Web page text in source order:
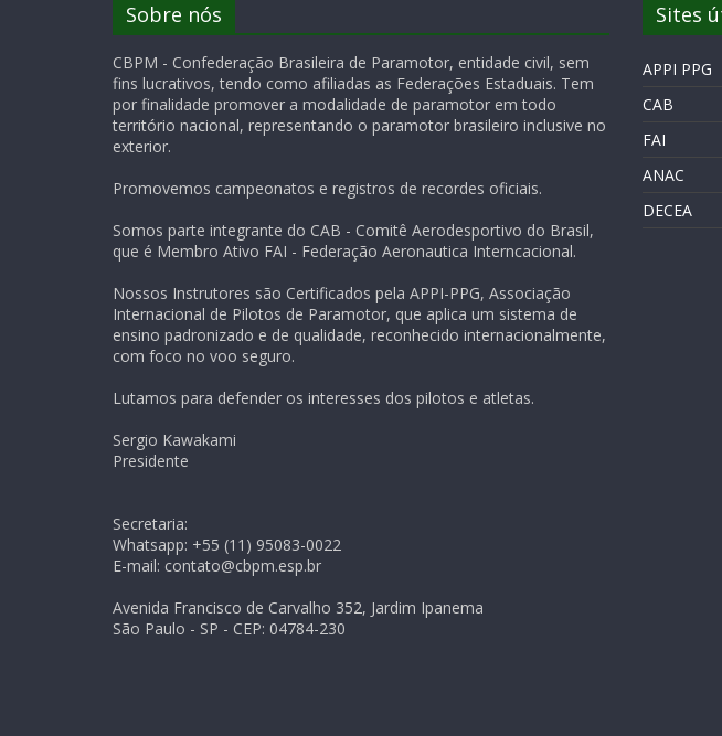
Sobre nós
CBPM - Confederação Brasileira de Paramotor, entidade civil, sem
fins lucrativos, tendo como afiliadas as Federações Estaduais. Tem
por finalidade promover a modalidade de paramotor em todo
território nacional, representando o paramotor brasileiro inclusive no
exterior.
Promovemos campeonatos e registros de recordes oficiais.
Somos parte integrante do CAB - Comitê Aerodesportivo do Brasil,
que é Membro Ativo FAI - Federação Aeronautica Interncacional.
Nossos Instrutores são Certificados pela APPI-PPG, Associação
Internacional de Pilotos de Paramotor, que aplica um sistema de
ensino padronizado e de qualidade, reconhecido internacionalmente,
com foco no voo seguro.
Lutamos para defender os interesses dos pilotos e atletas.
Sergio Kawakami
Presidente
Secretaria:
Whatsapp: +55 (11) 95083-0022
E-mail: contato@cbpm.esp.br
Avenida Francisco de Carvalho 352, Jardim Ipanema
São Paulo - SP - CEP: 04784-230
Sites
APPI PPG
CAB
FAI
ANAC
DECEA